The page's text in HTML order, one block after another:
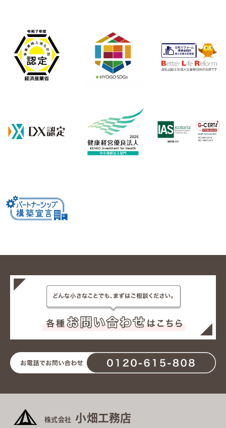
軽にご連絡ください。ご来社でのご相談も承っておりま
す。
株式会社 小畑工務店